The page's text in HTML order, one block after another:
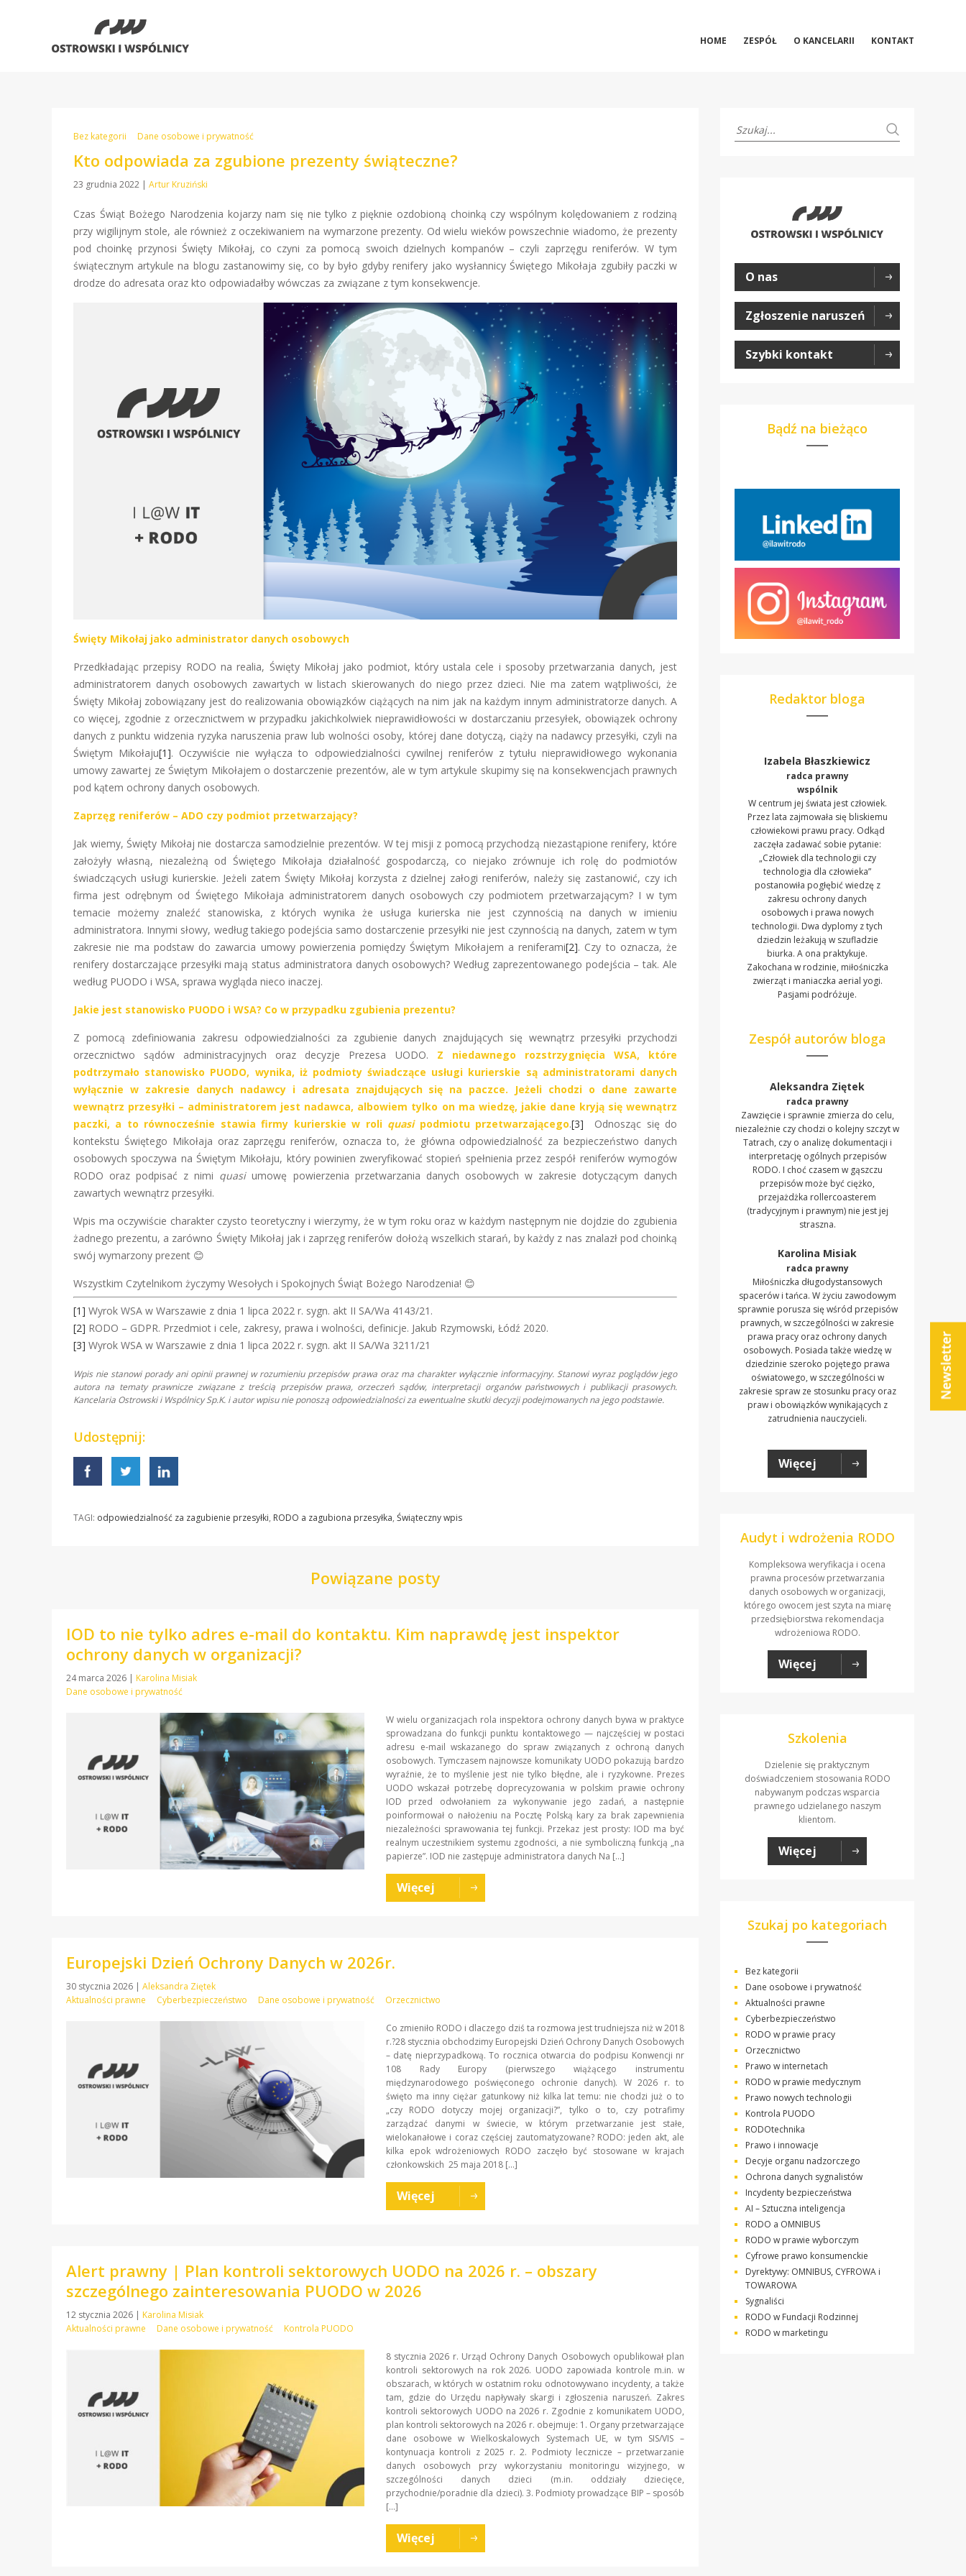
HOME ZESPÓŁ O KANCELARII KONTAKT
Bez kategorii Dane osobowe i prywatność
Kto odpowiada za zgubione prezenty świąteczne?
23 grudnia 2022 | Artur Kruziński
Czas Świąt Bożego Narodzenia kojarzy nam się nie tylko z pięknie ozdobioną choinką czy wspólnym kolędowaniem z rodziną
przy wigilijnym stole, ale również z oczekiwaniem na wymarzone prezenty. Od wielu wieków powszechnie wiadomo, że prezenty
pod choinkę przynosi Święty Mikołaj, co czyni za pomocą swoich dzielnych kompanów – czyli zaprzęgu reniferów. W tym
świątecznym artykule na blogu zastanowimy się, co by było gdyby renifery jako wysłannicy Świętego Mikołaja zgubiły paczki w
drodze do adresata oraz kto odpowiadałby wówczas za związane z tym konsekwencje.
Święty Mikołaj jako administrator danych osobowych
Przedkładając przepisy RODO na realia, Święty Mikołaj jako podmiot, który ustala cele i sposoby przetwarzania danych, jest
administratorem danych osobowych zawartych w listach skierowanych do niego przez dzieci. Nie ma zatem wątpliwości, że
Święty Mikołaj zobowiązany jest do realizowania obowiązków ciążących na nim jak na każdym innym administratorze danych. A
co więcej, zgodnie z orzecznictwem w przypadku jakichkolwiek nieprawidłowości w dostarczaniu przesyłek, obowiązek ochrony
danych z punktu widzenia ryzyka naruszenia praw lub wolności osoby, której dane dotyczą, ciąży na nadawcy przesyłki, czyli na
Świętym Mikołaju[1]. Oczywiście nie wyłącza to odpowiedzialności cywilnej reniferów z tytułu nieprawidłowego wykonania
umowy zawartej ze Świętym Mikołajem o dostarczenie prezentów, ale w tym artykule skupimy się na konsekwencjach prawnych
pod kątem ochrony danych osobowych.
Zaprzęg reniferów – ADO czy podmiot przetwarzający?
Jak wiemy, Święty Mikołaj nie dostarcza samodzielnie prezentów. W tej misji z pomocą przychodzą niezastąpione renifery, które
założyły własną, niezależną od Świętego Mikołaja działalność gospodarczą, co niejako zrównuje ich rolę do podmiotów
świadczących usługi kurierskie. Jeżeli zatem Święty Mikołaj korzysta z dzielnej załogi reniferów, należy się zastanowić, czy ich
firma jest odrębnym od Świętego Mikołaja administratorem danych osobowych czy podmiotem przetwarzającym? I w tym
temacie możemy znaleźć stanowiska, z których wynika że usługa kurierska nie jest czynnością na danych w imieniu
administratora. Innymi słowy, według takiego podejścia samo dostarczenie przesyłki nie jest czynnością na danych, zatem w tym
zakresie nie ma podstaw do zawarcia umowy powierzenia pomiędzy Świętym Mikołajem a reniferami[2]. Czy to oznacza, że
renifery dostarczające przesyłki mają status administratora danych osobowych? Według zaprezentowanego podejścia – tak. Ale
według PUODO i WSA, sprawa wygląda nieco inaczej.
Jakie jest stanowisko PUODO i WSA? Co w przypadku zgubienia prezentu?
Z pomocą zdefiniowania zakresu odpowiedzialności za zgubienie danych znajdujących się wewnątrz przesyłki przychodzi
orzecznictwo sądów administracyjnych oraz decyzje Prezesa UODO. Z niedawnego rozstrzygnięcia WSA, które
podtrzymało stanowisko PUODO, wynika, iż podmioty świadczące usługi kurierskie są administratorami danych
wyłącznie w zakresie danych nadawcy i adresata znajdujących się na paczce.
Jeżeli chodzi o dane zawarte
wewnątrz przesyłki – administratorem jest nadawca, albowiem tylko on ma wiedzę, jakie dane kryją się wewnątrz
paczki, a to równocześnie stawia firmy kurierskie w roli quasipodmiotu przetwarzającego.[3] Odnosząc się do
kontekstu Świętego Mikołaja oraz zaprzęgu reniferów, oznacza to, że główna odpowiedzialność za bezpieczeństwo danych
osobowych spoczywa na Świętym Mikołaju, który powinien zweryfikować stopień spełnienia przez zespół reniferów wymogów
RODO oraz podpisać z nimi quasiumowę powierzenia przetwarzania danych osobowych w zakresie dotyczącym danych
zawartych wewnątrz przesyłki.
Wpis ma oczywiście charakter czysto teoretyczny i wierzymy, że w tym roku oraz w każdym następnym nie dojdzie do zgubienia
żadnego prezentu, a zarówno Święty Mikołaj jak i zaprzęg reniferów dołożą wszelkich starań, by każdy z nas znalazł pod choinką
swój wymarzony prezent 😊
Wszystkim Czytelnikom życzymy Wesołych i Spokojnych Świąt Bożego Narodzenia! 😊
[1] Wyrok WSA w Warszawie z dnia 1 lipca 2022 r. sygn. akt II SA/Wa 4143/21.
[2] RODO – GDPR. Przedmiot i cele, zakresy, prawa i wolności, definicje. Jakub Rzymowski, Łódź 2020.
[3] Wyrok WSA w Warszawie z dnia 1 lipca 2022 r. sygn. akt II SA/Wa 3211/21
Wpis nie stanowi porady ani opinii prawnej w rozumieniu przepisów prawa oraz ma charakter wyłącznie informacyjny. Stanowi wyraz poglądów jego
autora na tematy prawnicze związane z treścią przepisów prawa, orzeczeń sądów, interpretacji organów państwowych i publikacji prasowych.
Kancelaria Ostrowski i Wspólnicy Sp.K. i autor wpisu nie ponoszą odpowiedzialności za ewentualne skutki decyzji podejmowanych na jego podstawie.
Udostępnij:
TAGI: odpowiedzialność za zagubienie przesyłki, RODO a zagubiona przesyłka, Świąteczny wpis
Powiązane posty
IOD to nie tylko adres e-mail do kontaktu. Kim naprawdę jest inspektor
ochrony danych w organizacji?
24 marca 2026 | Karolina Misiak
Dane osobowe i prywatność
W wielu organizacjach rola inspektora ochrony danych bywa w praktyce
sprowadzana do funkcji punktu kontaktowego — najczęściej w postaci
adresu e-mail wskazanego do spraw związanych z ochroną danych
osobowych. Tymczasem najnowsze komunikaty UODO pokazują bardzo
wyraźnie, że to myślenie jest nie tylko błędne, ale i ryzykowne. Prezes
UODO wskazał potrzebę doprecyzowania w polskim prawie ochrony
IOD przed odwołaniem za wykonywanie jego zadań, a następnie
poinformował o nałożeniu na Pocztę Polską kary za brak zapewnienia
niezależności sprawowania tej funkcji. Przekaz jest prosty: IOD ma być
realnym uczestnikiem systemu zgodności, a nie symboliczną funkcją „na
papierze”. IOD nie zastępuje administratora danych Na […]
Więcej
Europejski Dzień Ochrony Danych w 2026r.
30 stycznia 2026 | Aleksandra Ziętek
Aktualności prawne
Cyberbezpieczeństwo Dane osobowe i prywatność Orzecznictwo
Co zmieniło RODO i dlaczego dziś ta rozmowa jest trudniejsza niż w 2018
r.?28 stycznia obchodzimy Europejski Dzień Ochrony Danych Osobowych
– datę nieprzypadkową. To rocznica otwarcia do podpisu Konwencji nr
108 Rady Europy (pierwszego wiążącego instrumentu
międzynarodowego poświęconego ochronie danych). W 2026 r. to
święto ma inny ciężar gatunkowy niż kilka lat temu: nie chodzi już o to
„czy RODO dotyczy mojej organizacji?”, tylko o to, czy potrafimy
zarządzać danymi w świecie, w którym przetwarzanie jest stałe,
wielokanałowe i coraz częściej zautomatyzowane? RODO: jeden akt, ale
kilka epok wdrożeniowych RODO zaczęło być stosowane w krajach
członkowskich 25 maja 2018 […]
Więcej
Alert prawny | Plan kontroli sektorowych UODO na 2026 r. – obszary
szczególnego zainteresowania PUODO w 2026
12 stycznia 2026 | Karolina Misiak
Aktualności prawne
Dane osobowe i prywatność Kontrola PUODO
8 stycznia 2026 r. Urząd Ochrony Danych Osobowych opublikował plan
kontroli sektorowych na rok 2026. UODO zapowiada kontrole m.in. w
obszarach, w których w ostatnim roku odnotowywano incydenty, a także
tam, gdzie do Urzędu napływały skargi i zgłoszenia naruszeń. Zakres
kontroli sektorowych UODO na 2026 r. Zgodnie z komunikatem UODO,
plan kontroli sektorowych na 2026 r. obejmuje: 1. Organy przetwarzające
dane osobowe w Wielkoskalowych Systemach UE, w tym SIS/VIS –
kontynuacja kontroli z 2025 r. 2. Podmioty lecznicze – przetwarzanie
danych osobowych przy wykorzystaniu monitoringu wizyjnego, w
szczególności danych dzieci (m.in. oddziały dziecięce,
przychodnie/poradnie dla dzieci). 3. Podmioty prowadzące BIP – sposób
[…]
Więcej
O nas
Zgłoszenie naruszeń
Szybki kontakt
Bądź na bieżąco
Redaktor bloga
Izabela Błaszkiewicz
radca prawny
wspólnik
W centrum jej świata jest człowiek.
Przez lata zajmowała się bliskiemu
człowiekowi prawu pracy. Odkąd
zaczęła zadawać sobie pytanie:
„Człowiek dla technologii czy
technologia dla człowieka”
postanowiła pogłębić wiedzę z
zakresu ochrony danych
osobowych i prawa nowych
technologii. Dwa dyplomy z tych
dziedzin leżakują w szufladzie
biurka. A ona praktykuje.
Zakochana w rodzinie, miłośniczka
zwierząt i maniaczka aerial yogi.
Pasjami podróżuje.
Zespół autorów bloga
Aleksandra Ziętek
radca prawny
Zawzięcie i sprawnie zmierza do celu,
niezależnie czy chodzi o kolejny szczyt w
Tatrach, czy o analizę dokumentacji i
interpretację ogólnych przepisów
RODO. I choć czasem w gąszczu
przepisów może być ciężko,
przejażdżka rollercoasterem
(tradycyjnym i prawnym) nie jest jej
straszna.
Karolina Misiak
radca prawny
Miłośniczka długodystansowych
spacerów i tańca. W życiu zawodowym
sprawnie porusza się wśród przepisów
prawnych, w szczególności w zakresie
prawa pracy oraz ochrony danych
osobowych. Posiada także wiedzę w
dziedzinie szeroko pojętego prawa
oświatowego, w szczególności w
zakresie spraw ze stosunku pracy oraz
praw i obowiązków wynikających z
zatrudnienia nauczycieli.
Więcej
Audyt i wdrożenia RODO
Kompleksowa weryfikacja i ocena
prawna procesów przetwarzania
danych osobowych w organizacji,
którego owocem jest szyta na miarę
przedsiębiorstwa rekomendacja
wdrożeniowa RODO.
Więcej
Szkolenia
Dzielenie się praktycznym
doświadczeniem stosowania RODO
nabywanym podczas wsparcia
prawnego udzielanego naszym
klientom.
Więcej
Szukaj po kategoriach
Bez kategorii
Dane osobowe i prywatność
Aktualności prawne
Cyberbezpieczeństwo
RODO w prawie pracy
Orzecznictwo
Prawo w internetach
RODO w prawie medycznym
Prawo nowych technologii
Kontrola PUODO
RODOtechnika
Prawo i innowacje
Decyje organu nadzorczego
Ochrona danych sygnalistów
Incydenty bezpieczeństwa
AI – Sztuczna inteligencja
RODO a OMNIBUS
RODO w prawie wyborczym
Cyfrowe prawo konsumenckie
Dyrektywy: OMNIBUS, CYFROWA i
TOWAROWA
Sygnaliści
RODO w Fundacji Rodzinnej
RODO w marketingu